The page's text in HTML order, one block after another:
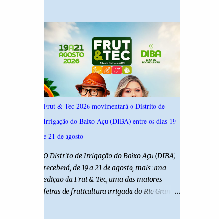
nota, a Polícia Militar manifestou
solidariedade à vítima e aos familiares e
destacou q...
somaram 6,4% e outros 43,8% não
souberam responder. A pesquisa IPSsensus
ouviu 1.500 eleitores em todas as regiões do
Rio Grande do Norte entre os dias 18 e 22 de
junho de 2026. O levantamento possui
margem de erro de 2,5 pontos percentuais e
nível de confiança de 95%. Registro no TSE:
RN-09520/2026
Frut & Tec 2026 movimentará o Distrito de
Irrigação do Baixo Açu (DIBA) entre os dias 19
e 21 de agosto
O Distrito de Irrigação do Baixo Açu (DIBA)
receberá, de 19 a 21 de agosto, mais uma
edição da Frut & Tec, uma das maiores
feiras de fruticultura irrigada do Rio Grande